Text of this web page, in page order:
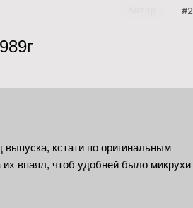
#2
кстати по оригинальным
впаял, чтоб удобней было микрухи